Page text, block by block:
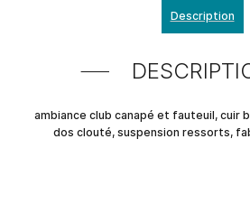
Description
ambiance club canapé et fauteuil, cuir
dos clouté, suspension ressorts,